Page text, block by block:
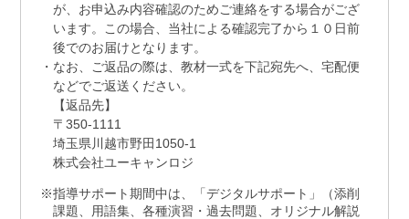
が、お申込み内容確認のためご連絡をする場合がござ
います。この場合、当社による確認完了から１０日前
後でのお届けとなります。
なお、ご返品の際は、教材一式を下記宛先へ、宅配便
などでご返送ください。
【返品先】
〒350-1111
埼玉県川越市野田1050-1
株式会社ユーキャンロジ
指導サポート期間中は、「デジタルサポート」（添削
課題、用語集、各種演習・過去問題、オリジナル解説